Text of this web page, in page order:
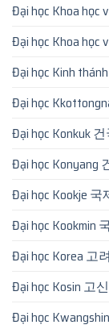
Đại học Khoa học
Đại học Khoa học
Đại học Kinh
Đại học
Đại học Konkuk
Đại học Konyang
Đại học Kookje
Đại học Kookmin
Đại học Korea 고
Đại học Kosin 고
Đại học